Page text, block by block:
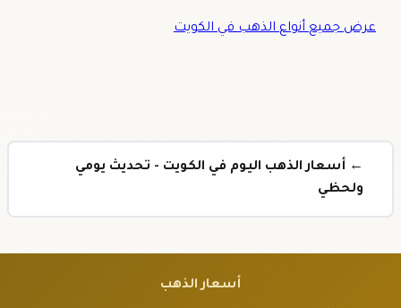
عرض جميع أنواع الذهب في الكويت
← أسعار الذهب اليوم في الكويت - تحديث يومي
ولحظي
أسعار الذهب